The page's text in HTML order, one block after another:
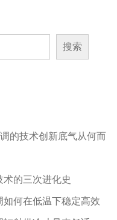
搜索
的技术创新底气从何而
的三次进化史
何在低温下稳定高效